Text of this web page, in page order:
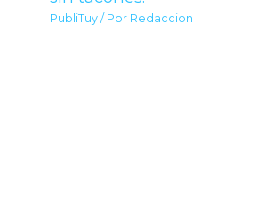
PubliTuy / Por Redaccion